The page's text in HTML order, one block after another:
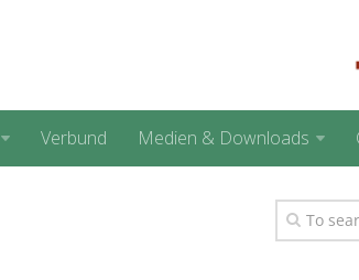
Verbund Medien & Downloads